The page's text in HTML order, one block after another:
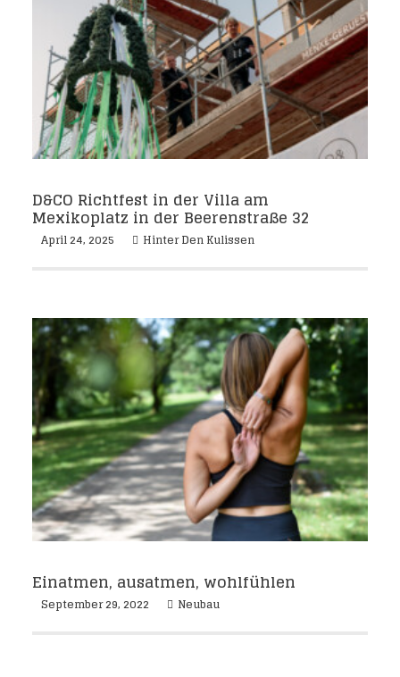
D&CO Richtfest in der Villa am
Mexikoplatz in der Beerenstraße 32
April 24, 2025 Hinter Den Kulissen
Einatmen, ausatmen, wohlfühlen
September 29, 2022 Neubau